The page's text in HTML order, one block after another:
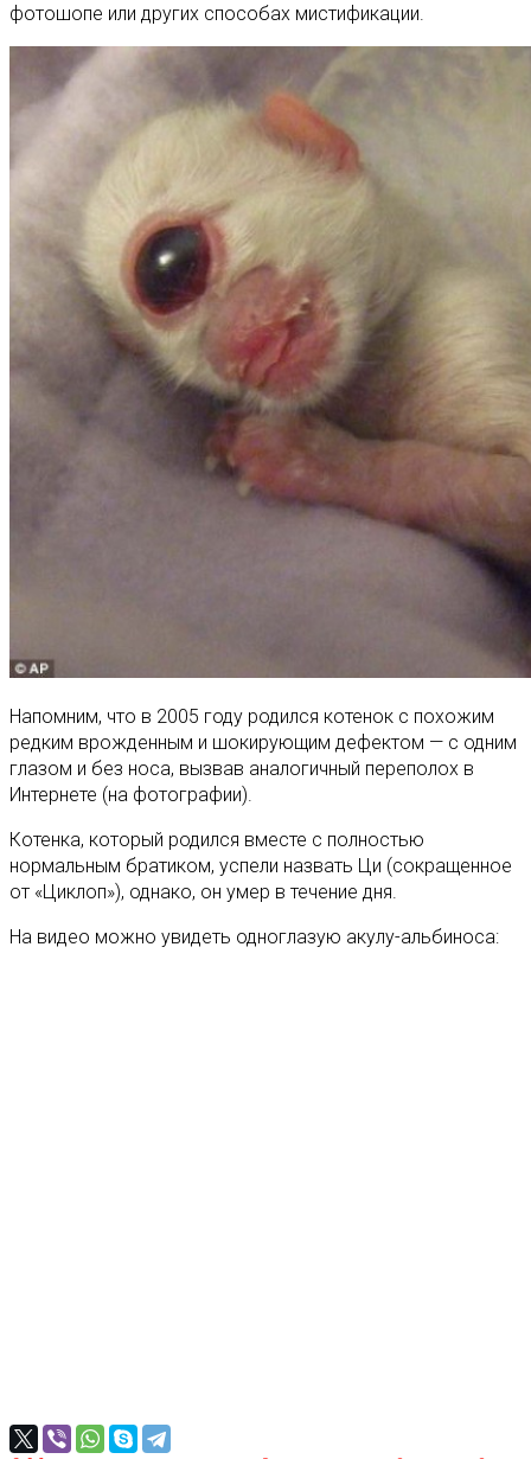
фотошопе или других способах мистификации.
Напомним, что в 2005 году родился котенок с похожим
редким врожденным и шокирующим дефектом — с одним
глазом и без носа, вызвав аналогичный переполох в
Интернете (на фотографии).
Котенка, который родился вместе с полностью
нормальным братиком, успели назвать Ци (сокращенное
от «Циклоп»), однако, он умер в течение дня.
На видео можно увидеть одноглазую акулу-альбиноса: